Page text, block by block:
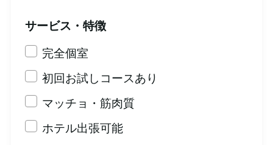
サービス・特徴
完全個室
初回お試しコースあり
マッチョ・筋肉質
ホテル出張可能